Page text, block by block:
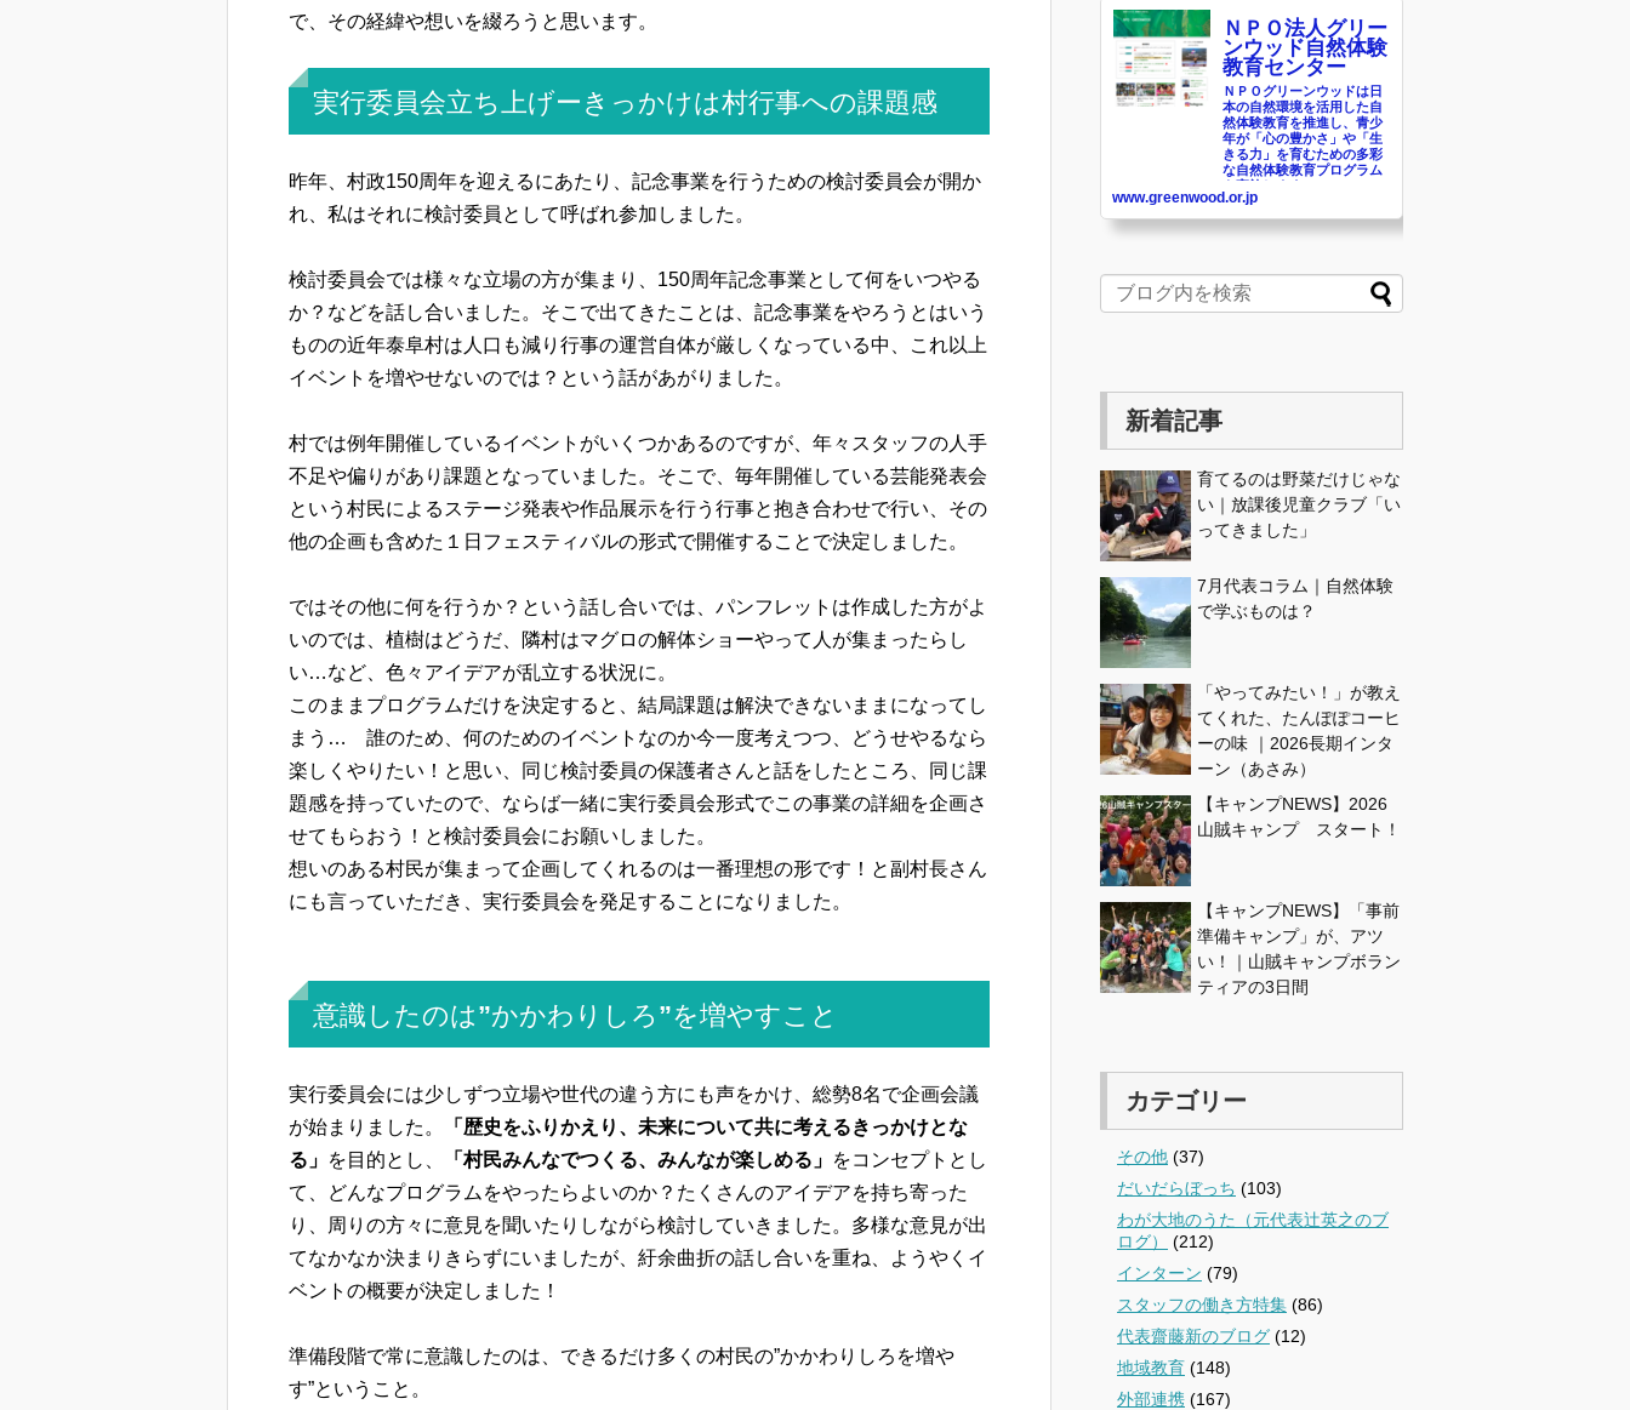
で、その経緯や想いを綴ろうと思います。
実行委員会立ち上げーきっかけは村行事への課題感
昨年、村政150周年を迎えるにあたり、記念事業を行うための検討委員会が開か
れ、私はそれに検討委員として呼ばれ参加しました。
検討委員会では様々な立場の方が集まり、150周年記念事業として何をいつやる
か？などを話し合いました。そこで出てきたことは、記念事業をやろうとはいう
ものの近年泰阜村は人口も減り行事の運営自体が厳しくなっている中、これ以上
イベントを増やせないのでは？という話があがりました。
村では例年開催しているイベントがいくつかあるのですが、年々スタッフの人手
不足や偏りがあり課題となっていました。そこで、毎年開催している芸能発表会
という村民によるステージ発表や作品展示を行う行事と抱き合わせで行い、その
他の企画も含めた１日フェスティバルの形式で開催することで決定しました。
ではその他に何を行うか？という話し合いでは、パンフレットは作成した方がよ
いのでは、植樹はどうだ、隣村はマグロの解体ショーやって人が集まったらし
い…など、色々アイデアが乱立する状況に。
このままプログラムだけを決定すると、結局課題は解決できないままになってし
まう… 誰のため、何のためのイベントなのか今一度考えつつ、どうせやるなら
楽しくやりたい！と思い、同じ検討委員の保護者さんと話をしたところ、同じ課
題感を持っていたので、ならば一緒に実行委員会形式でこの事業の詳細を企画さ
せてもらおう！と検討委員会にお願いしました。
想いのある村民が集まって企画してくれるのは一番理想の形です！と副村長さん
にも言っていただき、実行委員会を発足することになりました。
意識したのは”かかわりしろ”を増やすこと
実行委員会には少しずつ立場や世代の違う方にも声をかけ、総勢8名で企画会議
が始まりました。
「歴史をふりかえり、未来について共に考えるきっかけとな
る」 を目的とし、 「村民みんなでつくる、みんなが楽しめる」 をコンセプトとし
て、どんなプログラムをやったらよいのか？たくさんのアイデアを持ち寄った
り、周りの方々に意見を聞いたりしながら検討していきました。多様な意見が出
てなかなか決まりきらずにいましたが、紆余曲折の話し合いを重ね、ようやくイ
ベントの概要が決定しました！
準備段階で常に意識したのは、できるだけ多くの村民の”かかわりしろを増や
す”ということ。
ＮＰＯ法人グリー
ンウッド自然体験
教育センター
ＮＰＯグリーンウッドは日
本の自然環境を活用した自
然体験教育を推進し、青少
年が「心の豊かさ」や「生
きる力」を育むための多彩
な自然体験教育プログラム
を実施します。
www.greenwood.or.jp
新着記事
育てるのは野菜だけじゃな
い｜放課後児童クラブ「い
ってきました」
7月代表コラム｜自然体験
で学ぶものは？
「やってみたい！」が教え
てくれた、たんぽぽコーヒ
ーの味 ｜2026長期インタ
ーン（あさみ）
【キャンプNEWS】2026
山賊キャンプ スタート！
【キャンプNEWS】「事前
準備キャンプ」が、アツ
い！｜山賊キャンプボラン
ティアの3日間
カテゴリー
その他 (37)
だいだらぼっち (103)
わが大地のうた（元代表辻英之のブ
ログ）
(212)
インターン (79)
スタッフの働き方特集 (86)
代表齋藤新のブログ (12)
地域教育 (148)
外部連携 (167)